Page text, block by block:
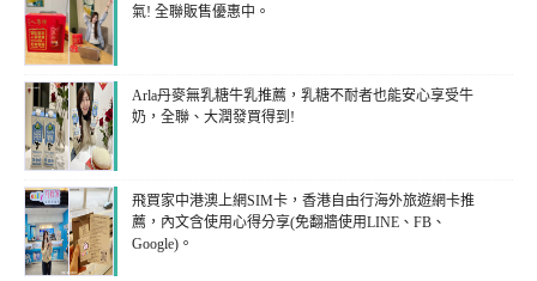
氣! 全聯販售優惠中。
Arla丹麥無乳糖牛乳推薦，乳糖不耐者也能安心享受牛
奶，全聯、大潤發買得到!
飛買家中港澳上網SIM卡，香港自由行海外旅遊網卡推
薦，內文含使用心得分享(免翻牆使用LINE、FB、
Google)。